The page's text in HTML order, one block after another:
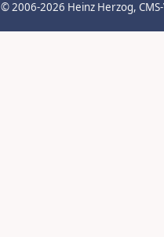
© 2006-2026 Heinz Herzog,